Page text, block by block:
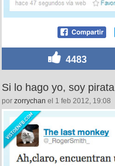
4483
Si lo hago yo, soy pirata
por zorrychan el 1 feb 2012, 19:08